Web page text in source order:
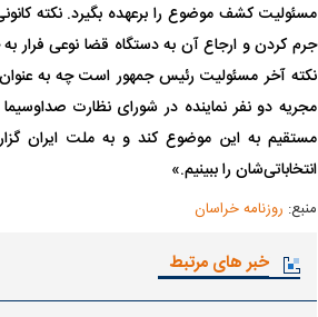
مسئولیت کشف موضوع را برعهده بگیرد. نکته
جرم کردن و ارجاع آن به دستگاه قضا نوعی فرار
نکته آخر مسئولیت رئیس جمهور است چه به
مجریه دو نفر نماینده در شورای نظارت
مستقیم به این موضوع کند و به ملت ایران
انتخاباتی‌شان را ببینیم.»
منبع: روزنامه خراسان
خبر های مرتبط